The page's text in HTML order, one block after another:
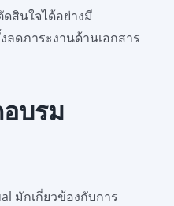
สินใจได้อย่างมี
ดภาระงานด้านเอกสาร
บรม
มักเกี่ยวข้องกับการ